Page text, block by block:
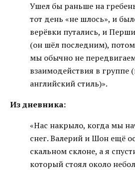
Ушел бы раньше на
тот день «не шлось», и
верёвки путались, и
(он шёл последним),
мы обычно не
взаимодействия в группе
английский стиль)».
Из дневника:
«Нас накрыло, когда мы
снег. Валерий и Шон ещё
скальном склоне, а я
который стоял около